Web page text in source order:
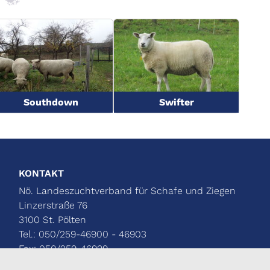
Southdown Swifter
KONTAKT
Nö. Landeszuchtverband für Schafe und Ziegen
Linzerstraße 76
3100 St. Pölten
Tel.: 050/259-46900 - 46903
Fax: 050/259-46999